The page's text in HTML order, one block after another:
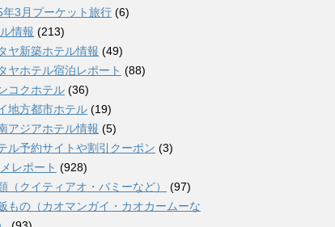
年3月プーケット旅行 (6)
情報 (213)
ヤ新築ホテル情報 (49)
ヤホテル宿泊レポート (88)
コクホテル (36)
地方都市ホテル (19)
アジアホテル情報 (5)
ル予約サイトや割引クーポン (3)
レポート (928)
（クイティアオ・バミーなど）
(97)
もの（カオマンガイ・カオカームーな